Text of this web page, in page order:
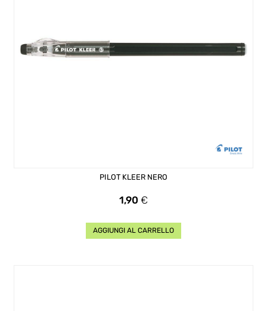
PILOT KLEER NERO
Prezzo
1,90 €
AGGIUNGI AL CARRELLO